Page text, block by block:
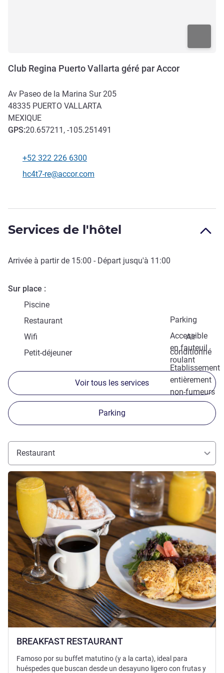
Club Regina Puerto Vallarta géré par Accor
Av Paseo de la Marina Sur 205
48335 PUERTO VALLARTA
MEXIQUE
GPS:20.657211, -105.251491
Téléphone
+52 322 226 6300
Email de contact
hc4t7-re@accor.com
Services de l'hôtel
Arrivée à partir de 15:00 - Départ jusqu'à 11:00
Sur place
Piscine
Parking
Restaurant
Accessible
en fauteuil
roulant
Wifi
Air
conditionné
Petit-déjeuner
Etablissement
entièrement
non-fumeurs
Voir tous les services
Parking
Restaurant
BREAKFAST RESTAURANT
Voir les détails
Famoso por su buffet matutino (y a la carta), ideal para
huéspedes que buscan desde un desayuno ligero con frutas y